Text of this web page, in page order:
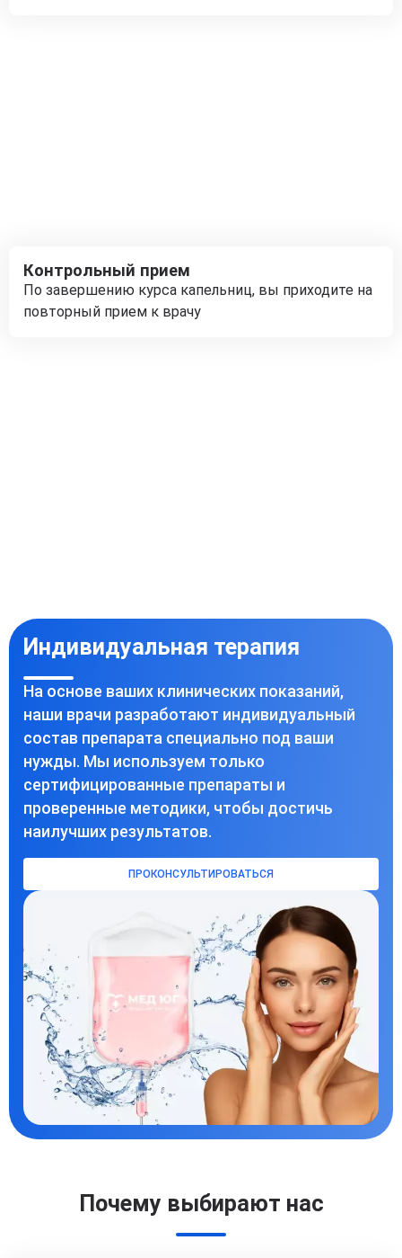
Контрольный прием
По завершению курса капельниц, вы приходите на
повторный прием к врачу
Индивидуальная терапия
На основе ваших клинических показаний,
наши врачи разработают индивидуальный
состав препарата специально под ваши
нужды. Мы используем только
сертифицированные препараты и
проверенные методики, чтобы достичь
наилучших результатов.
ПРОКОНСУЛЬТИРОВАТЬСЯ
Почему выбирают нас